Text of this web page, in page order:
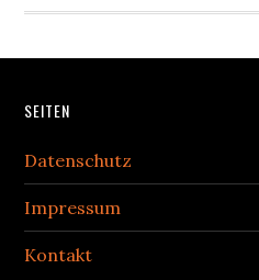
Footer
SEITEN
Datenschutz
Impressum
Kontakt